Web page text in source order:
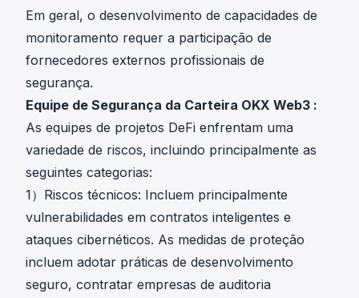
Em geral, o desenvolvimento de capacidades de
monitoramento requer a participação de
fornecedores externos profissionais de
segurança.
Equipe de Segurança da Carteira OKX Web3 :
As equipes de projetos DeFi enfrentam uma
variedade de riscos, incluindo principalmente as
seguintes categorias:
1）Riscos técnicos: Incluem principalmente
vulnerabilidades em contratos inteligentes e
ataques cibernéticos. As medidas de proteção
incluem adotar práticas de desenvolvimento
seguro, contratar empresas de auditoria